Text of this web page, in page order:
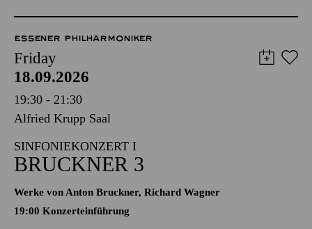
ESSENER PHILHARMONIKER
Friday
18.09.2026
19:30 - 21:30
Alfried Krupp Saal
SINFONIEKONZERT I
BRUCKNER 3
Werke von Anton Bruckner, Richard Wagner
19:00 Konzerteinführung